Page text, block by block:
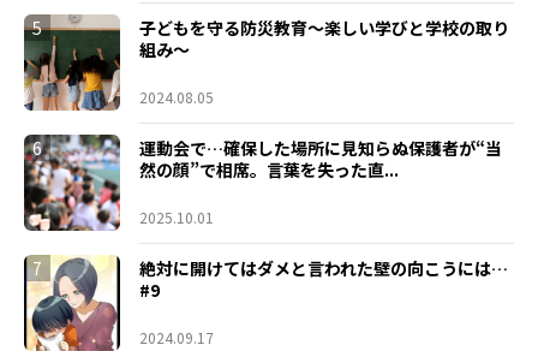
5
子どもを守る防災教育～楽しい学びと学校の取り
組み～
2024.08.05
6
運動会で…確保した場所に見知らぬ保護者が“当
然の顔”で相席。言葉を失った直...
2025.10.01
7
絶対に開けてはダメと言われた壁の向こうには…
#9
2024.09.17